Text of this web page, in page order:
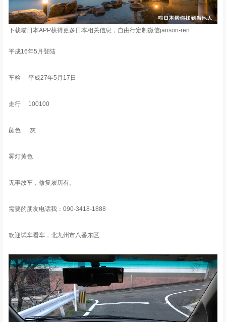
下载喵日本APP获得更多日本相关信息，自由行定制微信janson-ren
平成16年5月登陆
车检 平成27年5月17日
走行 100100
颜色 灰
雾灯黄色
无事故车，修复履历有。
需要的朋友电话我：090-3418-1888
欢迎试车看车，北九州市八番东区